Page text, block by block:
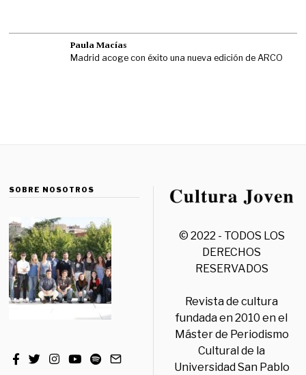
Paula Macías
Madrid acoge con éxito una nueva edición de ARCO
SOBRE NOSOTROS
© 2022 - TODOS LOS
DERECHOS
RESERVADOS
Revista de cultura
fundada en 2010 en el
Máster de Periodismo
Cultural de la
Universidad San Pablo